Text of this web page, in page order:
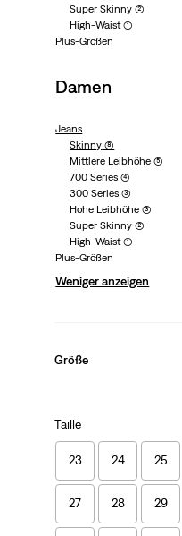
Super Skinny (2)
High-Waist(1)
Plus-Größen
Damen
Jeans
Skinny (8)
Mittlere Leibhöhe (5)
700 Series (4)
300 Series (3)
Hohe Leibhöhe (3)
Super Skinny (2)
High-Waist(1)
Plus-Größen
Weniger anzeigen
Größe
Taille
23 24 25
27 28 29